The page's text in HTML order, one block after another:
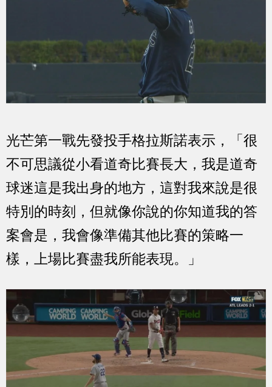
光芒第一戰先發投手格拉斯諾表示，「很
不可思議從小看道奇比賽長大，我是道奇
球迷這是我出身的地方，這對我來說是很
特別的時刻，但就像你說的你知道我的答
案會是，我會像準備其他比賽的策略一
樣，上場比賽盡我所能表現。」